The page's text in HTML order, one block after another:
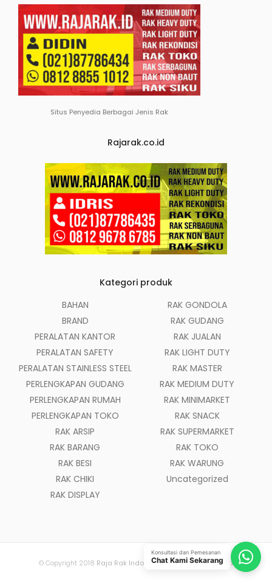
Situs Penyedia Berbagai Jenis Rak
Rajarak.co.id
Kategori produk
BAHAN
BRAND
PERALATAN KANTOR
PERALATAN SAFETY
PERALATAN STAINLESS STEEL
PERLENGKAPAN GUDANG
PERLENGKAPAN RUMAH
PERLENGKAPAN TOKO
RAK ARSIP
RAK BARANG
RAK BESI
RAK CHIKI
RAK DISPLAY
RAK GONDOLA
RAK GUDANG
RAK JUALAN
RAK LIGHT DUTY
RAK MASTER
RAK MEDIUM DUTY
RAK MINIMARKET
RAK SNACK
RAK SUPERMARKET
RAK TOKO
RAK WARUNG
Uncategorized
© Copyright 2018 Raja Rak Indonesia- All Rights Reserved
Konsultasi dan Pemesanan
Chat Kami Sekarang